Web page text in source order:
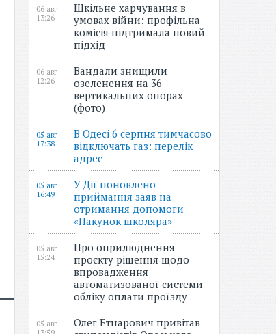
06 авг
13:26
Шкільне харчування в
умовах війни: профільна
комісія підтримала новий
підхід
06 авг
12:26
Вандали знищили
озеленення на 36
вертикальних опорах
(фото)
05 авг
17:38
В Одесі 6 серпня тимчасово
відключать газ: перелік
адрес
05 авг
16:49
У Дії поновлено
приймання заяв на
отримання допомоги
«Пакунок школяра»
05 авг
15:24
Про оприлюднення
проєкту рішення щодо
впровадження
автоматизованої системи
обліку оплати проїзду
05 авг
Олег Етнарович привітав